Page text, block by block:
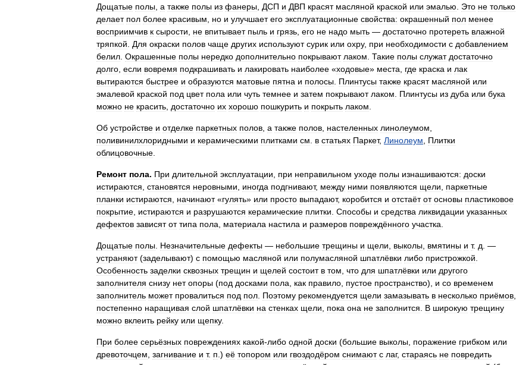
Дощатые полы а также полы из фанеры ДСП и ДВП красят масляной краской или эмалью Это не только
делает пол более красивым но и улучшает его эксплуатационные свойства: окрашенный пол менее
восприимчив к сырости не впитывает пыль и грязь его не надо мыть — достаточно протереть влажной
тряпкой
Для окраски полов чаще других используют сурик или охру, при необходимости с добавлением
белил Окрашенные полы нередко дополнительно покрывают лаком Такие полы служат достаточно
долго если вовремя подкрашивать и лакировать наиболее «ходовые» места где краска и лак
вытираются быстрее и образуются матовые пятна и полосы Плинтусы также красят масляной или
эмалевой краской под цвет пола или чуть темнее и затем покрывают лаком Плинтусы из дуба или бука
можно не красить достаточно их хорошо пошкурить и покрыть лаком
Об устройстве и отделке паркетных полов а также полов настеленных линолеумом
поливинилхлоридными и керамическими плитками см в статьях Паркет, Линолеум
Плитки
облицовочные
Ремонт пола. При длительной эксплуатации при неправильном уходе полы изнашиваются: доски
истираются становятся неровными иногда подгнивают, между ними появляются щели
паркетные
планки истираются начинают«гулять» или просто выпадают, коробится и отстаёт от основы пластиковое
покрытие истираются и разрушаются керамические плитки Способы и средства ликвидации указанных
дефектов зависят от типа пола материала настила и размеров повреждённого участка
Дощатые полы Незначительные дефекты — небольшие трещины и щели выколы вмятины и т. д . —
устраняют(заделывают) с помощью масляной или полумасляной шпатлёвки либо пристрожкой
Особенность заделки сквозных трещин и щелей состоит в том что для шпатлёвки или другого
заполнителя снизу нет опоры (под досками пола как правило пустое пространство), и со временем
заполнитель может провалиться под пол Поэтому рекомендуется щели замазывать в несколько приёмов
постепенно наращивая слой шпатлёвки на стенках щели пока она не заполнится В широкую трещину
можно вклеить рейку или щепку.
При более серьёзных повреждениях какой-либо одной доски (большие выколы поражение грибком или
древоточцем загнивание и т. п .) её топором или гвоздодёром снимают с лаг, стараясь не повредить